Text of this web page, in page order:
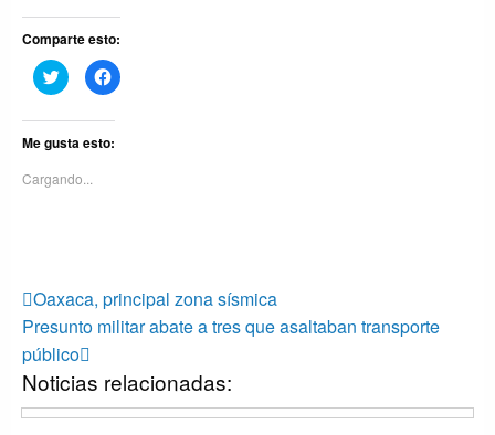
Comparte esto:
Haz
clic
en
Twitter
(Se
en
Haz
clic
en
Facebook
(Se
Me gusta esto:
Cargando...
Navegación
de
entradas
Entrada
anterior
Oaxaca, principal zona sísmica
Entrada
siguiente
Presunto militar abate a tres que asaltaban transporte
público
Noticias relacionadas: